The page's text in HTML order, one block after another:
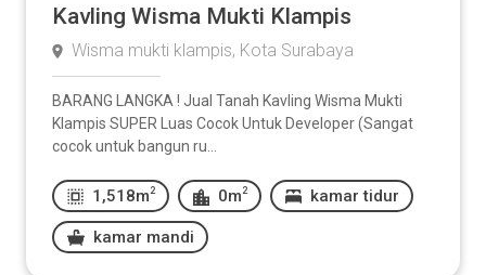
Kavling Wisma Mukti Klampis
Wisma mukti klampis, Kota Surabaya
BARANG LANGKA ! Jual Tanah Kavling Wisma Mukti
Klampis SUPER Luas Cocok Untuk Developer (Sangat
cocok untuk bangun ru...
1,518m 2 0m 2 kamar tidur
kamar mandi